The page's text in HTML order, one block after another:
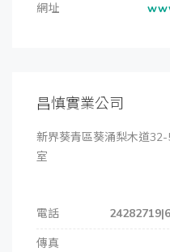
網址
昌慎實業公司
新界葵青區葵涌梨木道
室
電話
傳真